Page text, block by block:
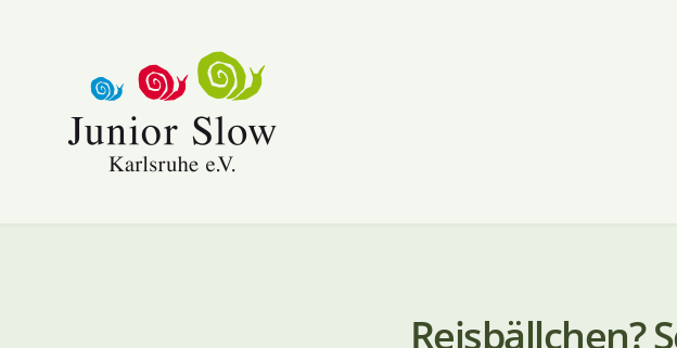
Reisbällchen?